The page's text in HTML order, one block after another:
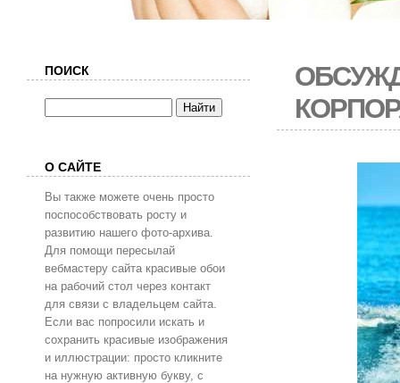
ПОИСК
О САЙТЕ
Вы также можете очень просто
поспособствовать росту и
развитию нашего фото-архива.
Для помощи пересылай
вебмастеру сайта красивые обои
на рабочий стол через контакт
для связи с владельцем сайта.
Если вас попросили искать и
сохранить красивые изображения
и иллюстрации: просто кликните
на нужную активную букву, с